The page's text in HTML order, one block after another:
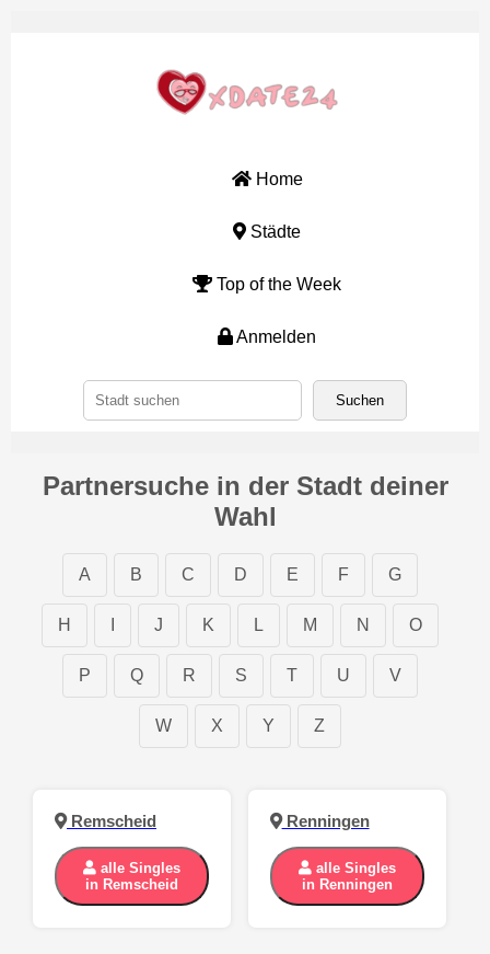
Home
Städte
Top of the Week
Anmelden
Partnersuche in der Stadt deiner
Wahl
A B C D E F G
H J K L M N O
P Q R S T U V
W X Y Z
Remscheid
alle Singles
in Remscheid
Renningen
alle Singles
in Renningen